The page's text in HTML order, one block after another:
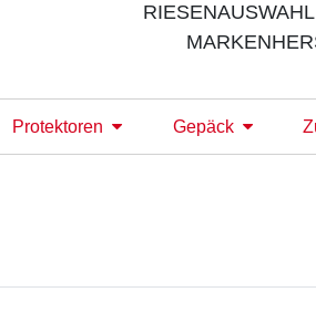
Protektoren Gepäck